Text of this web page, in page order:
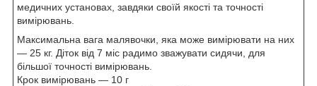
медичних установах, завдяки своїй якості та точності
вимірювань.
Максимальна вага малявочки, яка може вимірювати на них
— 25 кг. Діток від 7 міс радимо зважувати сидячи, для
більшої точності вимірювань.
Крок вимірювань — 10 г